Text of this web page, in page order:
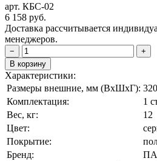
арт. КБС-02
6 158 руб.
Доставка рассчитывается
менеджеров.
−
+
В корзину
Характеристики:
Размеры внешние, мм (ВxШxГ):
Комплектация:
1
Вес, кг:
12
Цвет:
Покрытие:
Бренд: